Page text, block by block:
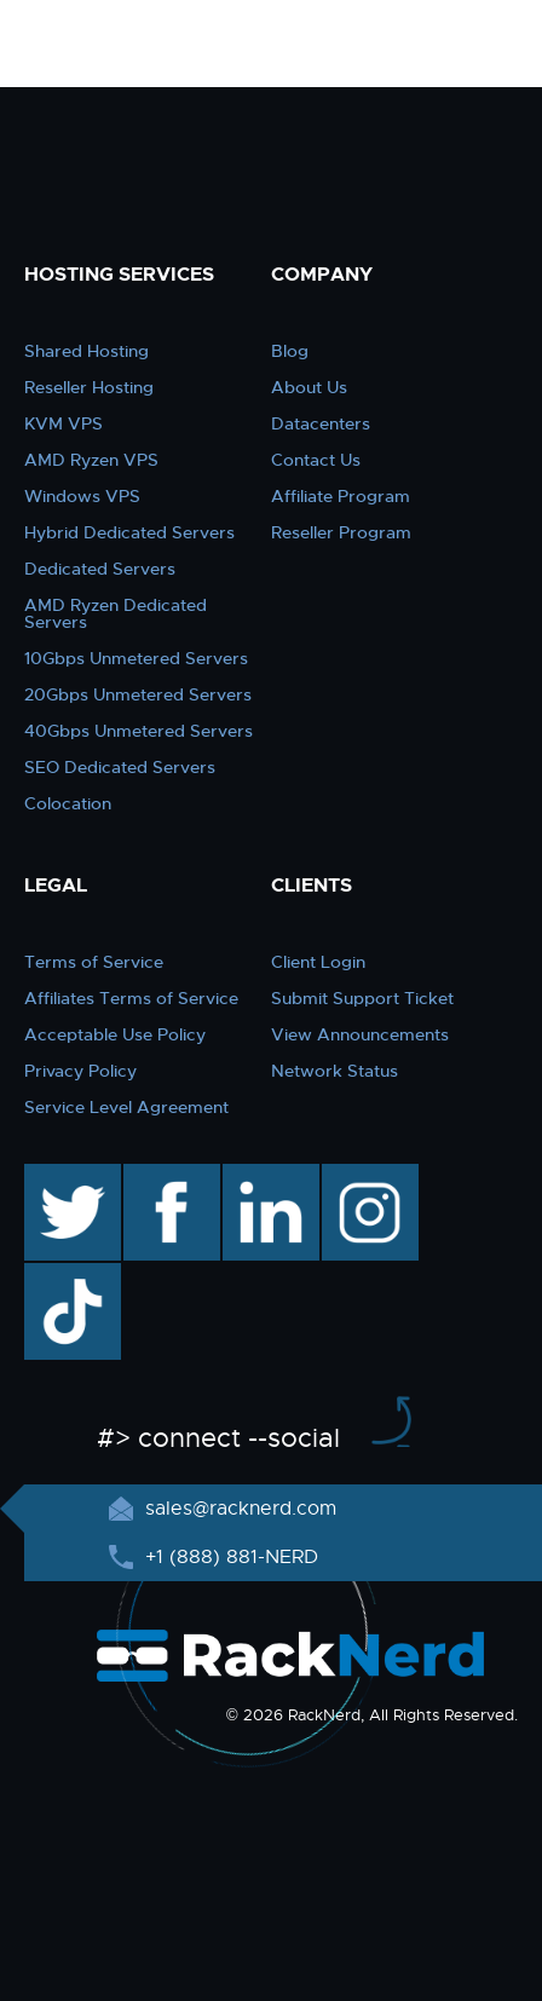
HOSTING SERVICES
Shared Hosting
Reseller Hosting
KVM VPS
AMD Ryzen VPS
Windows VPS
Hybrid Dedicated Servers
Dedicated Servers
AMD Ryzen Dedicated
Servers
10Gbps Unmetered Servers
20Gbps Unmetered Servers
40Gbps Unmetered Servers
SEO Dedicated Servers
Colocation
COMPANY
Blog
About Us
Datacenters
Contact Us
Affiliate Program
Reseller Program
LEGAL
Terms of Service
Affiliates Terms of Service
Acceptable Use Policy
Privacy Policy
Service Level Agreement
CLIENTS
Client Login
Submit Support Ticket
View Announcements
Network Status
facebook linkedin instagram
TikTok
#> connect --social
sales@racknerd.com
+1 (888) 881-NERD
© 2026 RackNerd, All Rights Reserved.